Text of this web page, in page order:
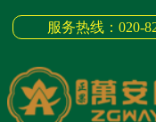
服务热线：020-